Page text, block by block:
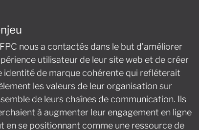
nous a contactés dans le but d’améliorer
utilisateur de leur site web et de créer
identité de marque cohérente qui refléterait
les valeurs de leur organisation sur
de leurs chaînes de communication. Ils
à augmenter leur engagement en ligne
en se positionnant comme une ressource de